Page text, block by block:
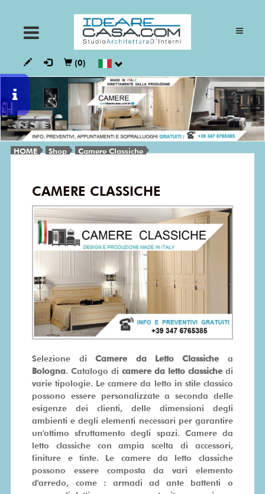
GIORNO
BAGNI
MISURA
PROMO
(0)
HOME Shop Camere Classiche
CAMERE CLASSICHE
Selezione diCamere da Letto Classiche a
Bologna . Catalogo di camere da letto classiche di
varie tipologie. Le camere da letto in stile classico
possono essere personalizzate a seconda delle
esigenze dei clienti, delle dimensioni degli
ambienti e degli elementi necessari per garantire
un'ottimo sfruttamento degli spazi. Camere da
letto classiche con ampia scelta di accessori,
finiture e tinte. Le camere da letto classiche
possono essere composta da vari elemento
d'arredo, come : armadi ad ante battenti o